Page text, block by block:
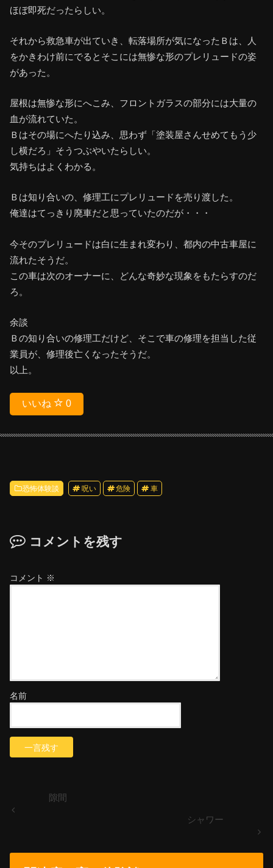
ほぼ即死だったらしい。
それから救急車が出ていき、転落場所が気になったＢは、人
をかきわけ前にでるとそこには無惨な形のプレリュードの姿
があった。
屋根は無惨な形にへこみ、フロントガラスの部分には大量の
血が流れていた。
Ｂはその場にへたり込み、思わず「塗装屋さんせめてもう少
し横だろ」そうつぶやいたらしい。
気持ちはよくわかる。
Ｂは知り合いの、修理工にプレリュードを売り渡した。
俺達はてっきり廃車だと思っていたのだが・・・
今そのプレリュードは白に生まれ変わり、都内の中古車屋に
流れたそうだ。
この車は次のオーナーに、どんな奇妙な現象をもたらすのだ
ろ。
余談
Ｂの知り合いの修理工だけど、そこで車の修理を担当した従
業員が、修理後亡くなったそうだ。
以上。
いいね 0
恐怖体験談 呪い 危険 車
コメントを残す
コメント ※
名前
隙間
シャワー